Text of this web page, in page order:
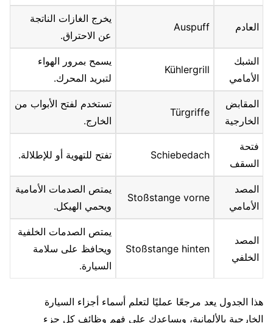
العادم Auspuff
يخرج الغازات الناتجة
عن الاحتراق.
الشبك
الأمامي
Kühlergrill
يسمح بمرور الهواء
لتبريد المحرك.
المقابض
الخارجية
Türgriffe
تستخدم لفتح الأبواب من
الخارج.
فتحة
السقف
Schiebedach تفتح للتهوية أو للإطلالة.
المصد
الأمامي
Stoßstange vorne
يمتص الصدمات الأمامية
ويحمي الهيكل.
المصد
الخلفي
Stoßstange hinten
يمتص الصدمات الخلفية
ويحافظ على سلامة
السيارة.
هذا الجدول يعد مرجعًا عمليًا لتعلم أسماء أجزاء السيارة
الخارجية بالألمانية، ويساعدك على فهم وظائف كل جزء